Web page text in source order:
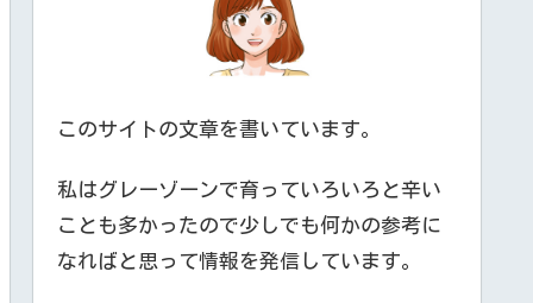
このサイトの文章を書いています。
私はグレーゾーンで育っていろいろと辛い
ことも多かったので少しでも何かの参考に
なればと思って情報を発信しています。